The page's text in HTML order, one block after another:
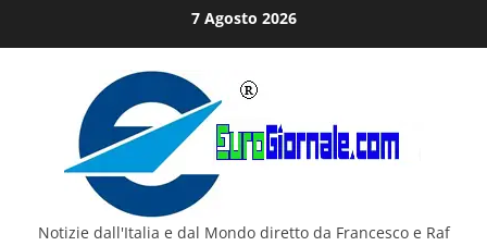
al
7 Agosto 2026
Notizie dall'Italia e dal Mondo diretto da Francesco e Raf